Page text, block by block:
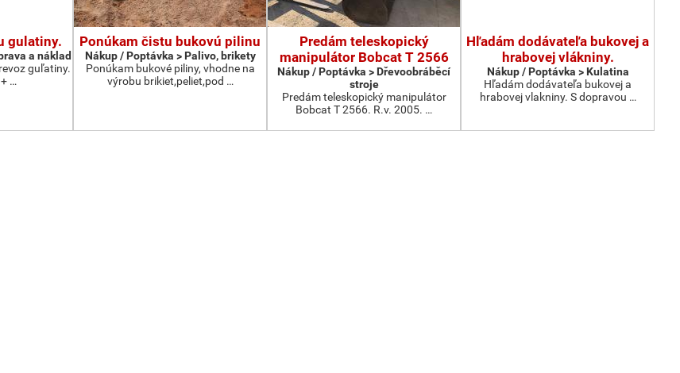
gulatiny.
a náklad
guľatiny.
…
Ponúkam čistu bukovú pilinu
Nákup / Poptávka > Palivo, brikety
Ponúkam bukové piliny, vhodne na
výrobu brikiet,peliet,pod …
Predám teleskopický
manipulátor Bobcat T 2566
Nákup / Poptávka > Dřevoobráběcí
stroje
Predám teleskopický manipulátor
Bobcat T 2566. R.v. 2005. …
Hľadám dodávateľa bukovej a
hrabovej vlákniny.
Nákup / Poptávka > Kulatina
Hľadám dodávateľa bukovej a
hrabovej vlakniny. S dopravou …